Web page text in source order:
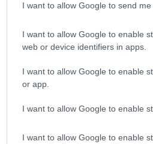
I want to allow Google to send
I want to allow Google to enable
web or device identifiers in apps.
I want to allow Google to enable
or app.
I want to allow Google to enable
I want to allow Google to enable
στην
14 νεκροί από
οι
17·04·2026
στη